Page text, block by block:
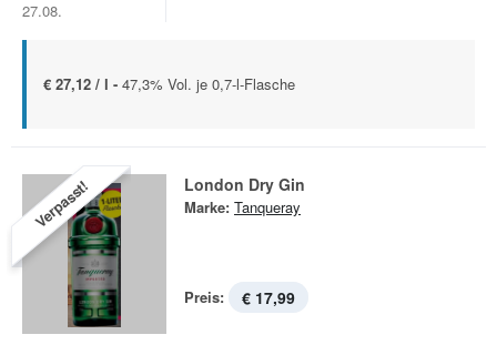
27.08.
€ 27,12 / l - 47,3% Vol. je 0,7-l-Flasche
Verpasst! London Dry Gin
Marke: Tanqueray
Preis: € 17,99